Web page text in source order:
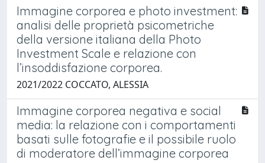
Immagine corporea e photo investment:
analisi delle proprietà psicometriche
della versione italiana della Photo
Investment Scale e relazione con
l’insoddisfazione corporea.
2021/2022 COCCATO, ALESSIA
Immagine corporea negativa e social
media: la relazione con i comportamenti
basati sulle fotografie e il possibile ruolo
di moderatore dell’immagine corporea